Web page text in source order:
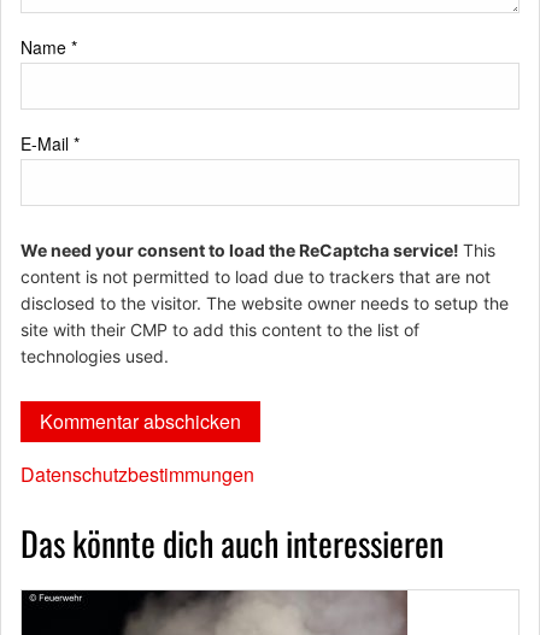
Name *
E-Mail *
We need your consent to load the ReCaptcha service! This
content is not permitted to load due to trackers that are not
disclosed to the visitor. The website owner needs to setup the
site with their CMP to add this content to the list of
technologies used.
Datenschutzbestimmungen
Das könnte dich auch interessieren